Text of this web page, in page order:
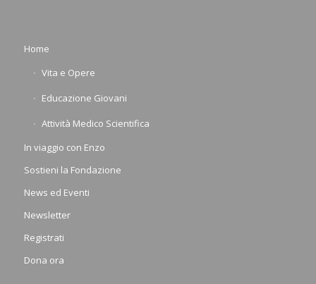
Home
Vita e Opere
Educazione Giovani
Attività Medico Scientifica
In viaggio con Enzo
Sostieni la Fondazione
News ed Eventi
Newsletter
Registrati
Dona ora